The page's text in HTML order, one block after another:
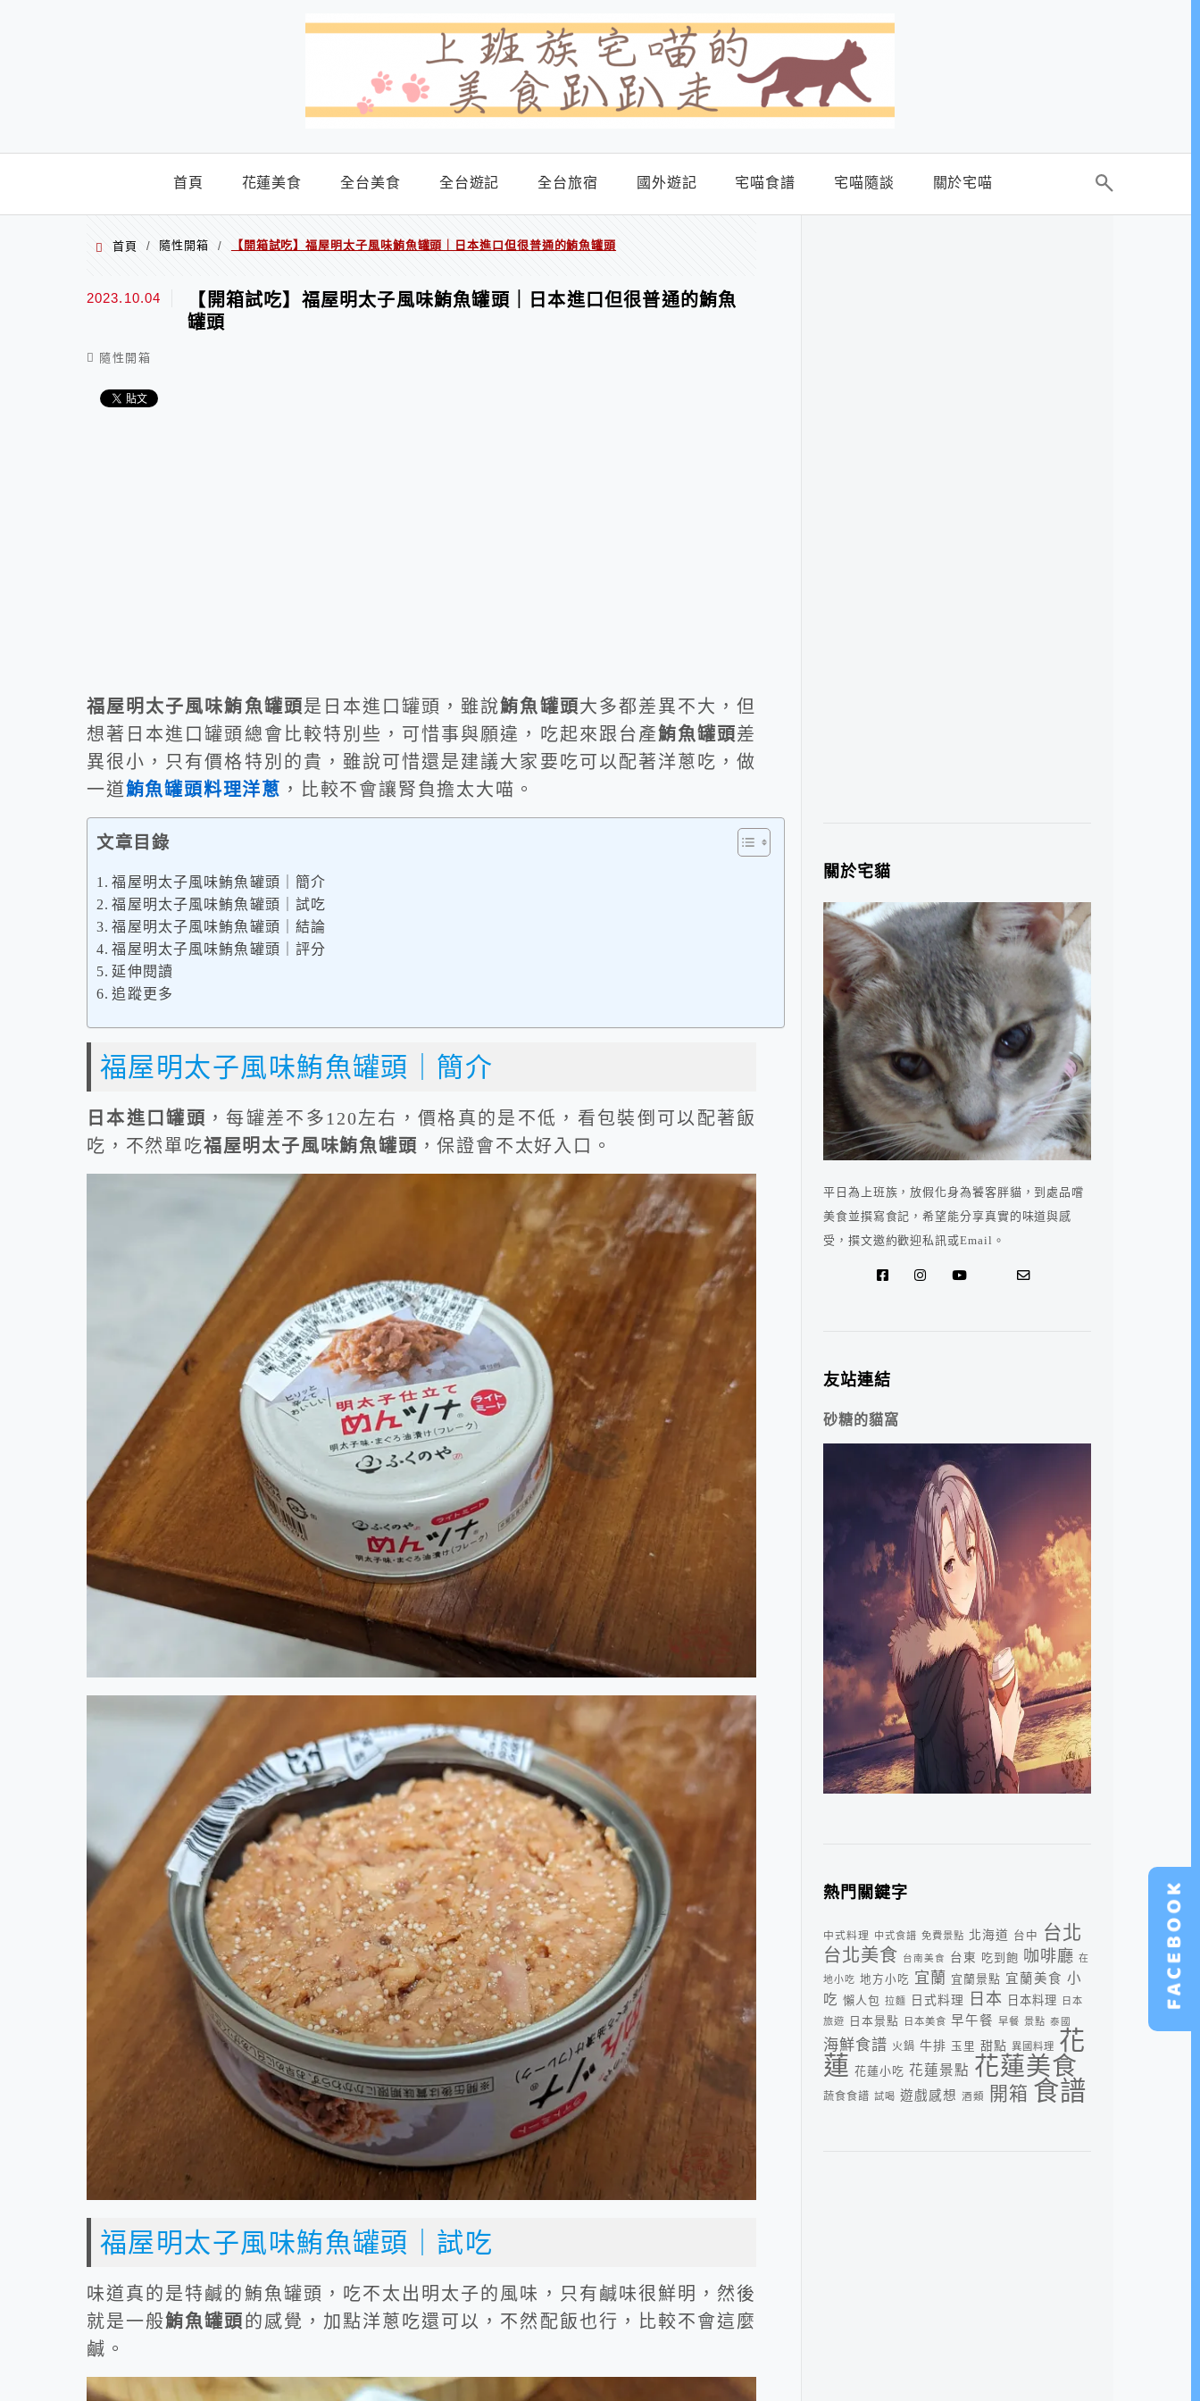
首頁 花蓮美食 全台美食 全台遊記 全台旅宿 國外遊記 宅喵食譜 宅喵隨談 關於宅喵
首頁 / 隨性開箱 / 【開箱試吃】福屋明太子風味鮪魚罐頭｜日本進口但很普通的鮪魚罐頭
2023.10.04
【開箱試吃】福屋明太子風味鮪魚罐頭｜日本進口但很普通的鮪魚
罐頭
隨性開箱
福屋明太子風味鮪魚罐頭是日本進口罐頭，雖說鮪魚罐頭大多都差異不大，但
想著日本進口罐頭總會比較特別些，可惜事與願違，吃起來跟台產鮪魚罐頭差
異很小，只有價格特別的貴，雖說可惜還是建議大家要吃可以配著洋蔥吃，做
一道鮪魚罐頭料理洋蔥 ，比較不會讓腎負擔太大喵。
文章目錄
福屋明太子風味鮪魚罐頭｜簡介
福屋明太子風味鮪魚罐頭｜試吃
福屋明太子風味鮪魚罐頭｜結論
福屋明太子風味鮪魚罐頭｜評分
延伸閱讀
追蹤更多
福屋明太子風味鮪魚罐頭｜簡介
日本進口罐頭 ，每罐差不多120左右，價格真的是不低，看包裝倒可以配著飯
吃，不然單吃福屋明太子風味鮪魚罐頭 ，保證會不太好入口。
福屋明太子風味鮪魚罐頭｜試吃
味道真的是特鹹的鮪魚罐頭，吃不太出明太子的風味，只有鹹味很鮮明，然後
就是一般鮪魚罐頭的感覺，加點洋蔥吃還可以，不然配飯也行，比較不會這麼
鹹。
關於宅貓
平日為上班族，放假化身為饕客胖貓，到處品嚐
美食並撰寫食記，希望能分享真實的味道與感
受，撰文邀約歡迎私訊或Email。
友站連結
砂糖的貓窩
熱門關鍵字
中式料理 中式食譜 免費景點 北海道 台中 台北
台北美食 台南美食 台東 吃到飽 咖啡廳 在
地小吃 地方小吃 宜蘭 宜蘭景點 宜蘭美食 小
吃 懶人包 拉麵 日式料理 日本 日本料理
日本
旅遊
日本景點 日本美食 早午餐 早餐 景點 泰國
海鮮食譜 火鍋 牛排 玉里 甜點 異國料理 花
蓮 花蓮小吃 花蓮景點 花蓮美食
蔬食食譜 試喝 遊戲感想 酒類 開箱 食譜